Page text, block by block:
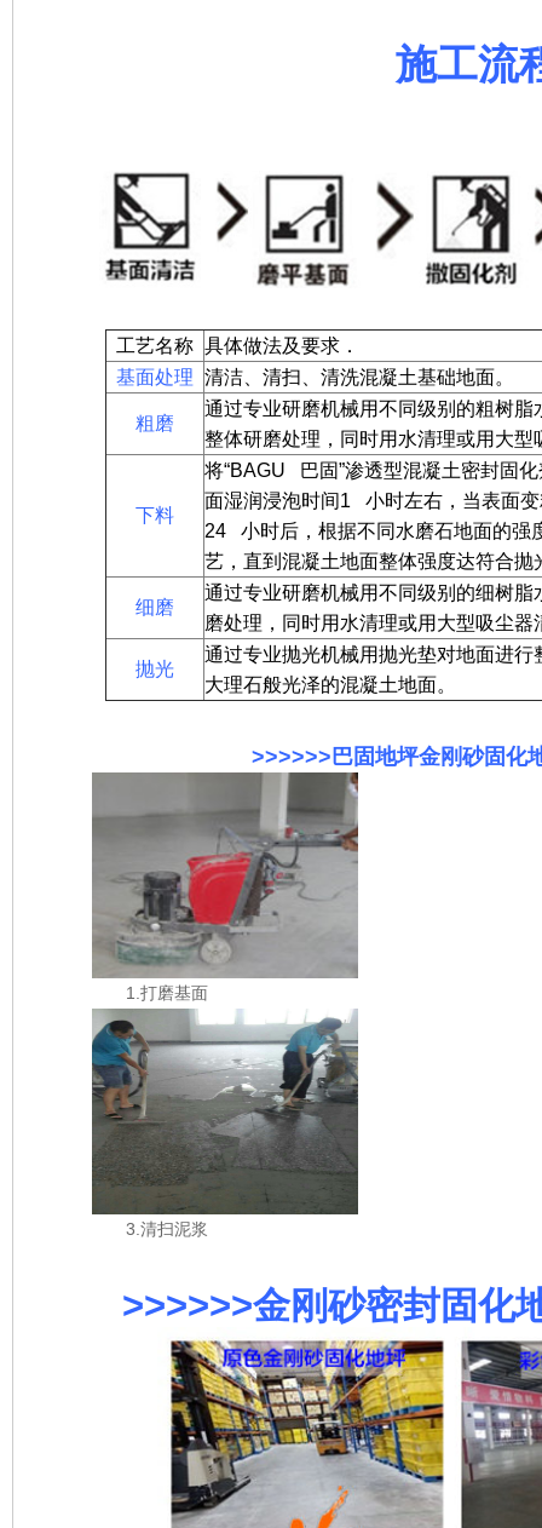
施工流
工艺名称 具体做法及要求．
基面处理 清洁、清扫、清洗混凝土基础地面。
粗磨
通过专业研磨机械用不同级别的粗树
整体研磨处理，同时用水清理或用大
下料
将“BAGU 巴固”渗透型混凝土密封固化
面湿润浸泡时间1 小时左右，当表面
24 小时后，根据不同水磨石地面的强
艺，直到混凝土地面整体强度达符合抛
细磨
通过专业研磨机械用不同级别的细树
磨处理，同时用水清理或用大型吸尘器
抛光
通过专业抛光机械用抛光垫对地面进
大理石般光泽的混凝土地面。
>>>>>>巴固地坪金刚砂固化地坪
1.打磨基面
3.清扫泥浆
>>>>>>金刚砂密封固化